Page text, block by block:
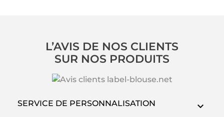
L’AVIS DE NOS CLIENTS
SUR NOS PRODUITS
SERVICE DE PERSONNALISATION